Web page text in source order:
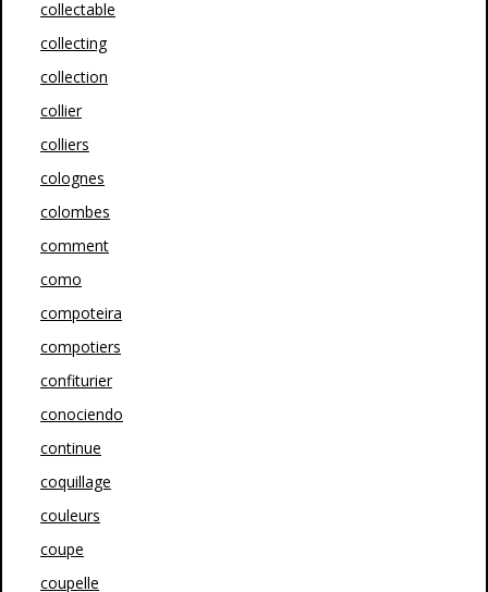
collectable
collecting
collection
collier
colliers
colognes
colombes
comment
como
compoteira
compotiers
confiturier
conociendo
continue
coquillage
couleurs
coupe
coupelle